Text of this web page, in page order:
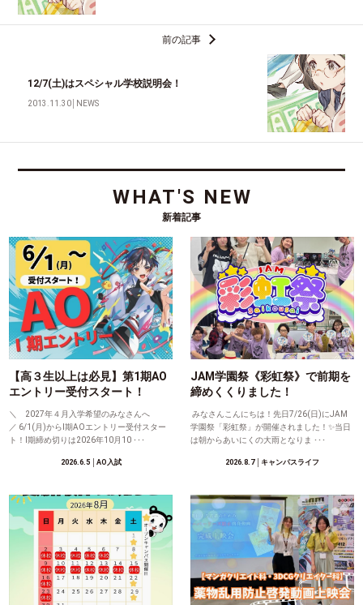
前の記事
12/7(土)はスペシャル学校説明会！
2013.11.30 NEWS
WHAT'S NEW
新着記事
【高３生以上は必見】第1期AO
エントリー受付スタート！
＼ 2027年４月入学希望のみなさんへ
／ 6/1(月)からⅠ期AOエントリー受付スター
ト！Ⅰ期締め切りは2026年10月10 ･･･
2026.6.5│AO入試
JAM学園祭《彩虹祭》で前期を
締めくくりました！
みなさんこんにちは！先日7/26(日)にJAM
学園祭「彩虹祭」が開催されました！✨当日
は朝からあいにくの大雨となりま ･･･
2026.8.7│キャンパスライフ